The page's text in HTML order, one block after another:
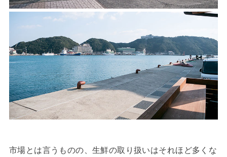
市場とは言うものの、生鮮の取り扱いはそれほど多くな